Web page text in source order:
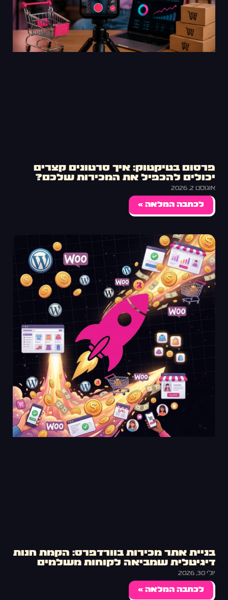
פרסום בטיקטוק: איך סרטונים קצרים
יכולים להכפיל את המכירות שלכם?
אוגוסט 2, 2026
לכתבה המלאה »
בניית אתר מכירות בוורדפרס: הקמת חנות
דיגיטלית שמביאה לקוחות משלמים
יולי 30, 2026
לכתבה המלאה »